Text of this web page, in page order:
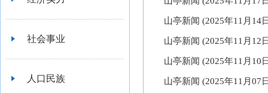
社会事业
人口民族
山亭新闻 (2025年11月14
山亭新闻 (2025年11月12
山亭新闻 (2025年11月10
山亭新闻 (2025年11月07